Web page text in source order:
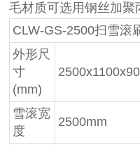
毛材质可选用钢丝加聚
CLW-GS-2500扫雪滚
外形尺
寸
(mm)
雪滚宽
度
2500mm